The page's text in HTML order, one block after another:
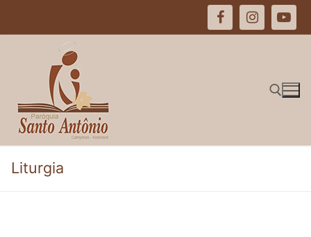
Pesquisar por:
Liturgia